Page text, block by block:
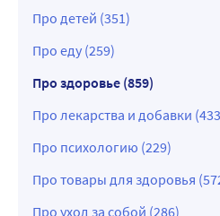
Про детей (351)
Про еду (259)
Про здоровье (859)
Про лекарства и добавки
Про психологию (229)
Про товары для здоровья
Про уход за собой (286)